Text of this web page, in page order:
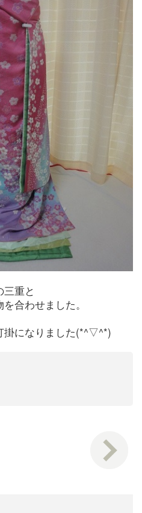
重と
合わせました。
掛になりました(*^▽^*)